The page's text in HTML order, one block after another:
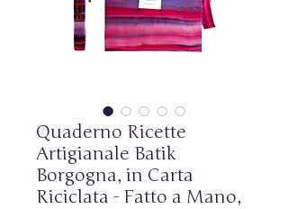
Quaderno Ricette
Artigianale Batik
Borgogna, in Carta
Riciclata - Fatto a Mano,